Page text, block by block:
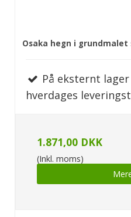
Osaka hegn i grundmalet
På eksternt
hverdages
1.871,00 DKK
(Inkl. moms)